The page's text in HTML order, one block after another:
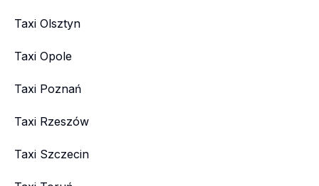
Taxi Olsztyn
Taxi Opole
Taxi Poznań
Taxi Rzeszów
Taxi Szczecin